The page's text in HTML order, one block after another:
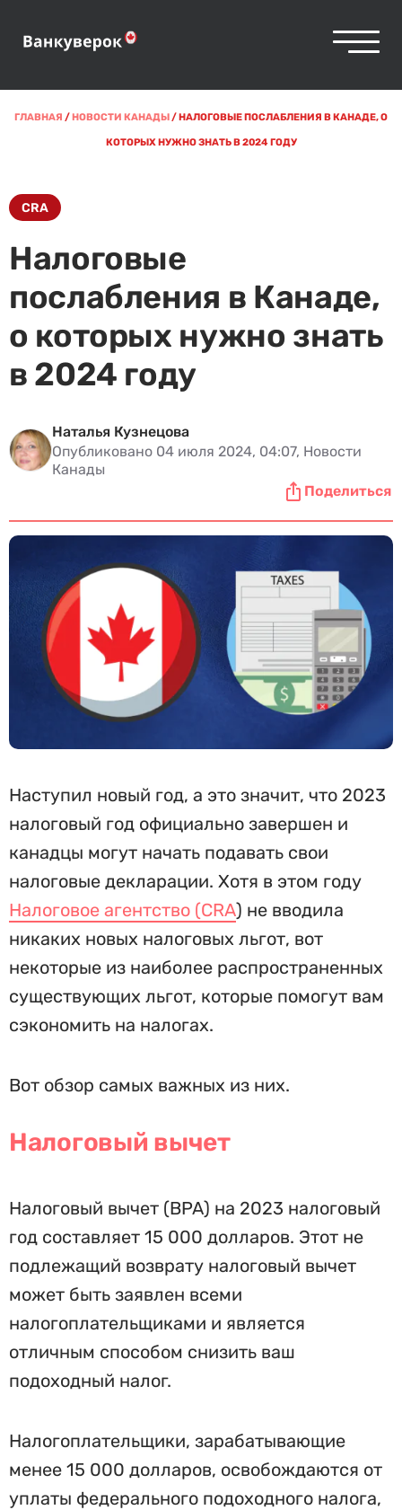
ГЛАВНАЯ /НОВОСТИ КАНАДЫ/НАЛОГОВЫЕ ПОСЛАБЛЕНИЯ В КАНАДЕ, О
КОТОРЫХ НУЖНО ЗНАТЬ В 2024 ГОДУ
CRA
Налоговые
послабления в Канаде,
о которых нужно знать
в 2024 году
Наталья Кузнецова
Опубликовано 04 июля 2024, 04:07, Новости
Канады
Поделиться
Наступил новый год, а это значит, что 2023
налоговый год официально завершен и
канадцы могут начать подавать свои
налоговые декларации. Хотя в этом году
Налоговое агентство (CRA) не вводила
никаких новых налоговых льгот, вот
некоторые из наиболее распространенных
существующих льгот, которые помогут вам
сэкономить на налогах.
Вот обзор самых важных из них.
Налоговый вычет
Налоговый вычет (BPA) на 2023 налоговый
год составляет 15 000 долларов. Этот не
подлежащий возврату налоговый вычет
может быть заявлен всеми
налогоплательщиками и является
отличным способом снизить ваш
подоходный налог.
Налогоплательщики, зарабатывающие
менее 15 000 долларов, освобождаются от
уплаты федерального подоходного налога,